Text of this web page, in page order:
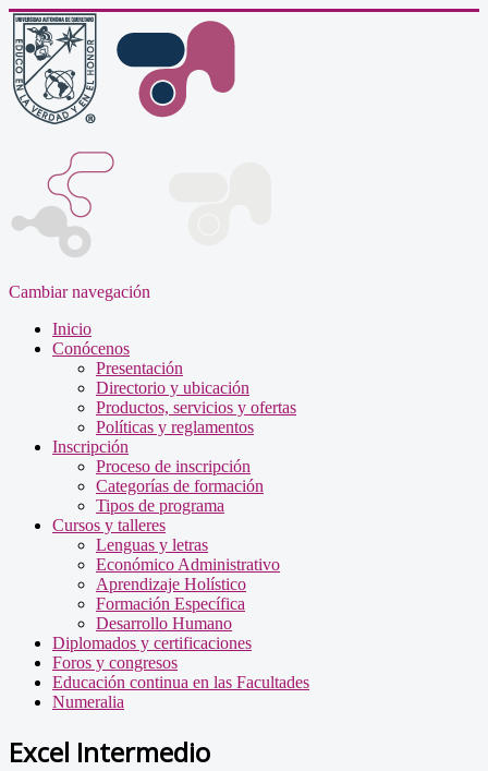
Cambiar navegación
Inicio
Conócenos
Presentación
Directorio y ubicación
Productos, servicios y ofertas
Políticas y reglamentos
Inscripción
Proceso de inscripción
Categorías de formación
Tipos de programa
Cursos y talleres
Lenguas y letras
Económico Administrativo
Aprendizaje Holístico
Formación Específica
Desarrollo Humano
Diplomados y certificaciones
Foros y congresos
Educación continua en las Facultades
Numeralia
Excel Intermedio